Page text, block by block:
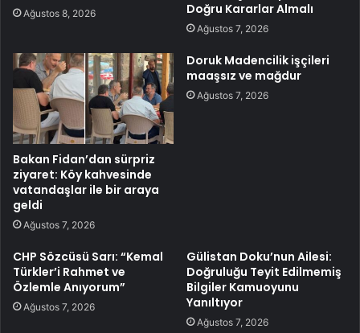
Ağustos 8, 2026
Doğru Kararlar Almalı
Ağustos 7, 2026
Bakan Fidan’dan sürpriz
ziyaret: Köy kahvesinde
vatandaşlar ile bir araya
geldi
Ağustos 7, 2026
Doruk Madencilik işçileri
maaşsız ve mağdur
Ağustos 7, 2026
CHP Sözcüsü Sarı: “Kemal
Türkler’i Rahmet ve
Özlemle Anıyorum”
Ağustos 7, 2026
Gülistan Doku’nun Ailesi:
Doğruluğu Teyit Edilmemiş
Bilgiler Kamuoyunu
Yanıltıyor
Ağustos 7, 2026